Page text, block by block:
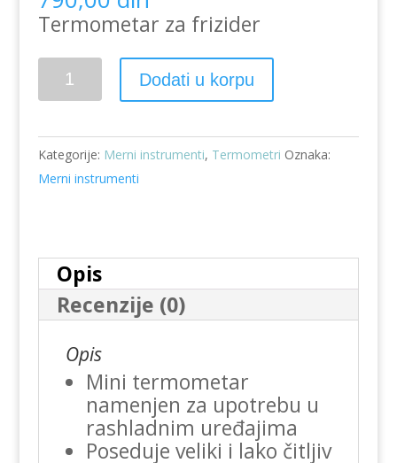
Termometar za frizider
Termometar
digitalni
sondom
DT-
25
Dodati u korpu
Kategorije: Merni instrumenti, Termometri Oznaka:
Merni instrumenti
Opis
Recenzije (0)
Opis
Mini termometar
namenjen za upotrebu u
rashladnim uređajima
Poseduje veliki i lako čitljiv